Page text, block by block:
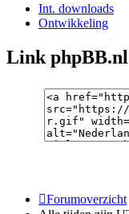
Int. downloads
Ontwikkeling
Link phpBB.nl
Forumoverzicht